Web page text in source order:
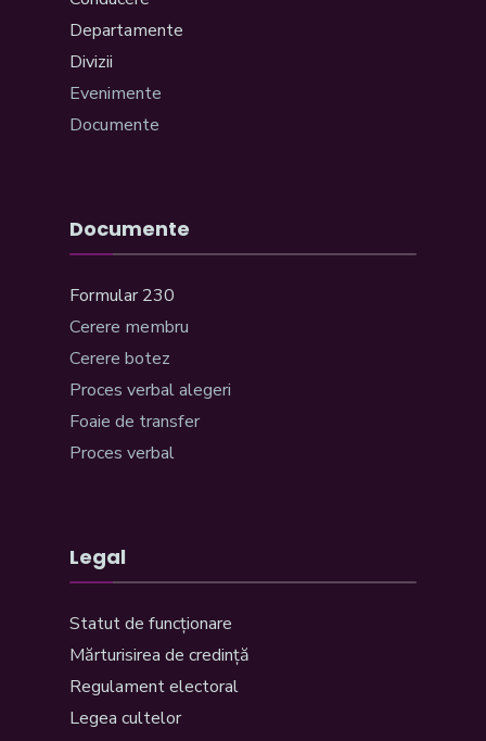
Departamente
Divizii
Evenimente
Documente
Documente
Formular 230
Cerere membru
Cerere botez
Proces verbal alegeri
Foaie de transfer
Proces verbal
Legal
Statut de funcționare
Mărturisirea de credință
Regulament electoral
Legea cultelor